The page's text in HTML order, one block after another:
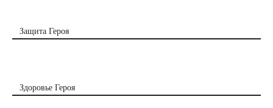
Защита Героя
Здоровье Героя